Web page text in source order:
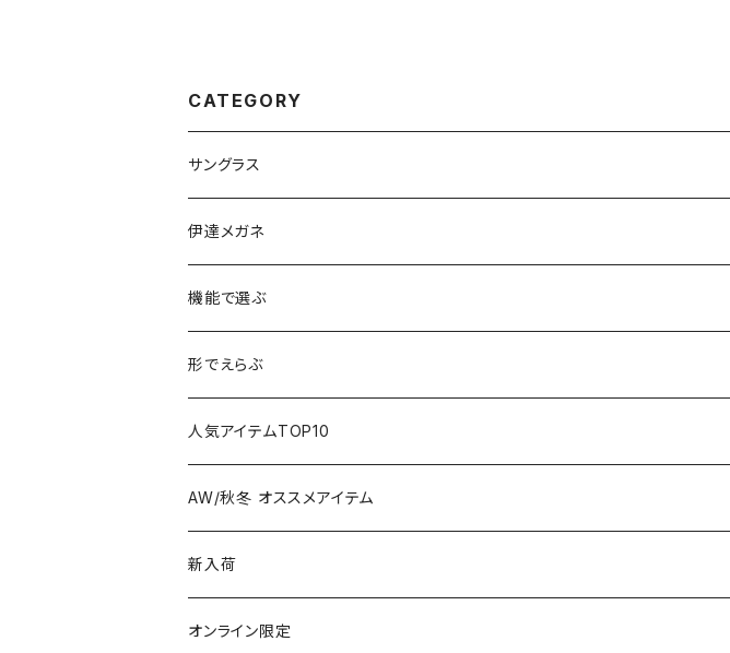
CATEGORY
サングラス
伊達メガネ
機能で選ぶ
偏光レンズ
色が変わるレンズ
形でえらぶ
Wellington
Boston
Square
Oval
人気アイテムTOP10
AW/秋冬 オススメアイテム
新入荷
オンライン限定